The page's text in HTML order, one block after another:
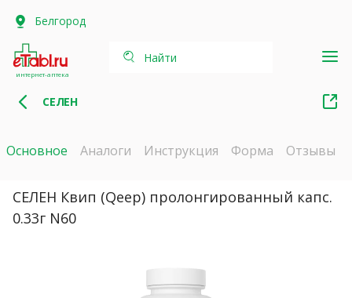
Белгород
интернет-аптека
Найти
СЕЛЕН
Основное Аналоги Инструкция Форма Отзывы
СЕЛЕН Квип (Qeep) пролонгированный капс.
0.33г N60